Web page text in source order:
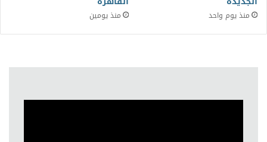
منذ يوم واحد منذ يومين